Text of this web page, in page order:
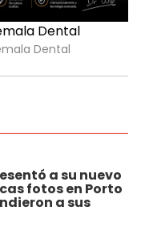
a su nuevo
fotos en Porto
a sus